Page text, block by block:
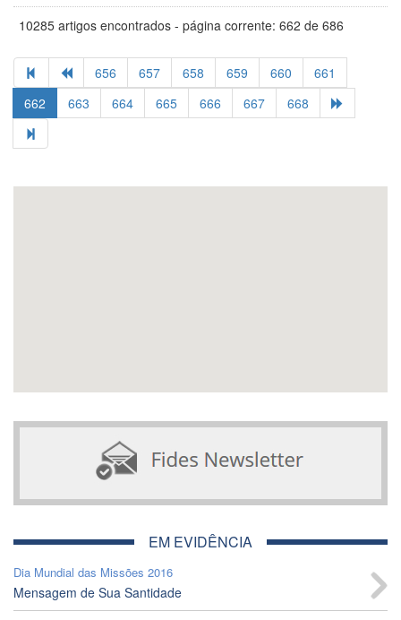
10285 artigos encontrados - página corrente: 662 de 686
656 657 658 659 660
661
662
663 664 665 666 667 668
EM EVIDÊNCIA
Dia Mundial das Missões 2016
Mensagem de Sua Santidade